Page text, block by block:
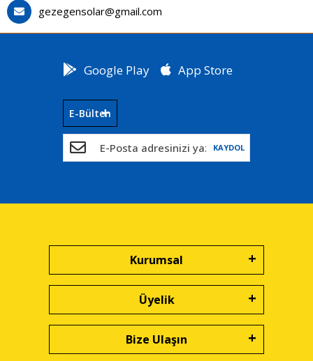
gezegensolar@gmail.com
Google Play App Store
E-Bülten
KAYDOL
Kurumsal
Üyelik
Bize Ulaşın